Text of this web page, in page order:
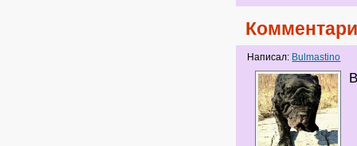
Написал: Bulmastino